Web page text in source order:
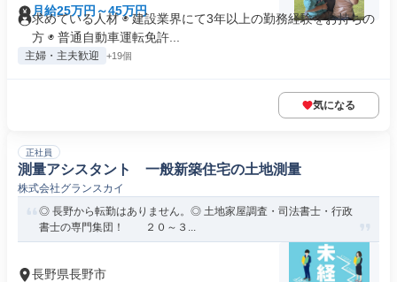
月給25万円～45万円
求めている人材 ◉ 建設業界にて3年以上の勤務経験をお持ちの
方 ◉ 普通自動車運転免許...
主婦・主夫歓迎 +19個
気になる
正社員
測量アシスタント 一般新築住宅の土地測量
株式会社グランスカイ
◎ 長野から転勤はありません。◎ 土地家屋調査・司法書士・行政
書士の専門集団！ ２０～３...
長野県長野市